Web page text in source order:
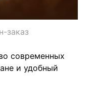
заказ
современных
и удобный